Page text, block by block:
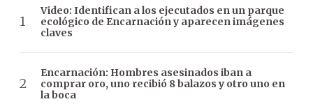
Video: Identifican a los ejecutados en un parque
ecológico de Encarnación y aparecen imágenes
claves
Encarnación: Hombres asesinados iban a
comprar oro, uno recibió 8 balazos y otro uno en
la boca